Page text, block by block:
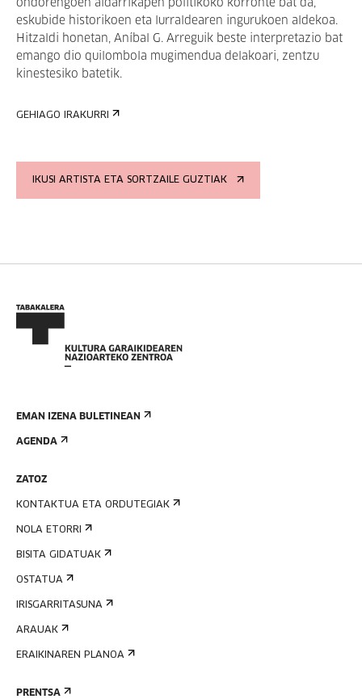
ondorengoen aldarrikapen politikoko korronte bat da,
eskubide historikoen eta lurraldearen ingurukoen aldekoa.
Hitzaldi honetan, Aníbal G. Arreguik beste interpretazio bat
emango dio quilombola mugimendua delakoari, zentzu
kinestesiko batetik.
GEHIAGO IRAKURRI
IKUSI ARTISTA ETA SORTZAILE GUZTIAK
EMAN IZENA BULETINEAN
AGENDA
ZATOZ
KONTAKTUA ETA ORDUTEGIAK
NOLA ETORRI
BISITA GIDATUAK
OSTATUA
IRISGARRITASUNA
ARAUAK
ERAIKINAREN PLANOA
PRENTSA